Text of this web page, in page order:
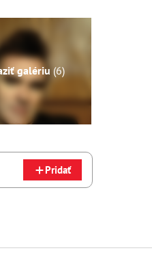
galériu (6)
Pridať